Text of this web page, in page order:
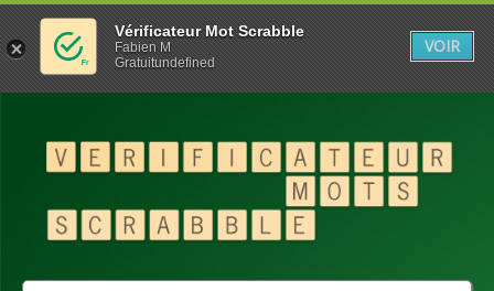
Vérificateur Mot Scrabble
Fabien M
Gratuitundefined
VOIR